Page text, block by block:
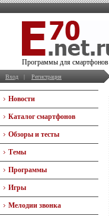
Программы для смартфонов
Вход | Регистрация
Новости
Каталог смартфонов
Обзоры и тесты
Темы
Программы
Игры
Мелодии звонка